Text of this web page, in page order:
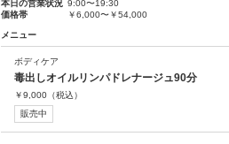
本日の営業状況 9:00〜19:30
価格帯
￥6,000〜￥54,000
メニュー
ボディケア
毒出しオイルリンパドレナージュ90分
￥9,000 （税込）
販売中